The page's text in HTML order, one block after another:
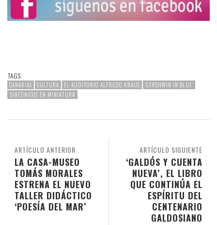
TAGS:
CANARIAS CULTURA EL AUDITORIO ALFREDO KRAUS
‘GERSHWIN IN BLUE’
‘SINFÓNICOS EN MINIATURA’
ARTÍCULO SIGUIENTE
‘GALDÓS Y CUENTA
NUEVA’, EL LIBRO
QUE CONTINÚA EL
ESPÍRITU DEL
CENTENARIO
GALDOSIANO
ARTÍCULO ANTERIOR
LA CASA-MUSEO
TOMÁS MORALES
ESTRENA EL NUEVO
TALLER DIDÁCTICO
‘POESÍA DEL MAR’